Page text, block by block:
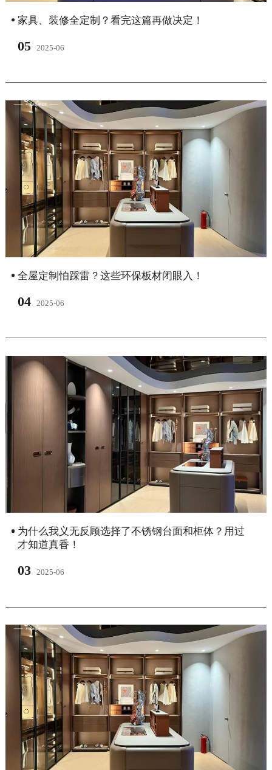
家具、装修全定制？看完这篇再做决定！​
05 2025-06
全屋定制怕踩雷？这些环保板材闭眼入！
04 2025-06
为什么我义无反顾选择了不锈钢台面和柜体？用过
才知道真香！
03 2025-06